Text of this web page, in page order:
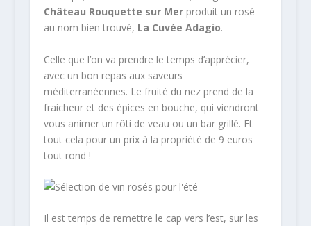
Château Rouquette sur Merproduit un rosé
au nom bien trouvé, La Cuvée Adagio.
Celle que l’on va prendre le temps d’apprécier,
avec un bon repas aux saveurs
méditerranéennes. Le fruité du nez prend de la
fraicheur et des épices en bouche, qui viendront
vous animer un rôti de veau ou un bar grillé. Et
tout cela pour un prix à la propriété de 9 euros
tout rond !
Il est temps de remettre le cap vers l’est, sur les